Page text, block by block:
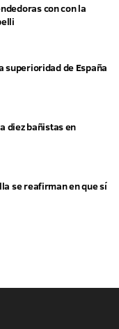
con con la
superioridad de España
diez bañistas en
se reafirman en que sí